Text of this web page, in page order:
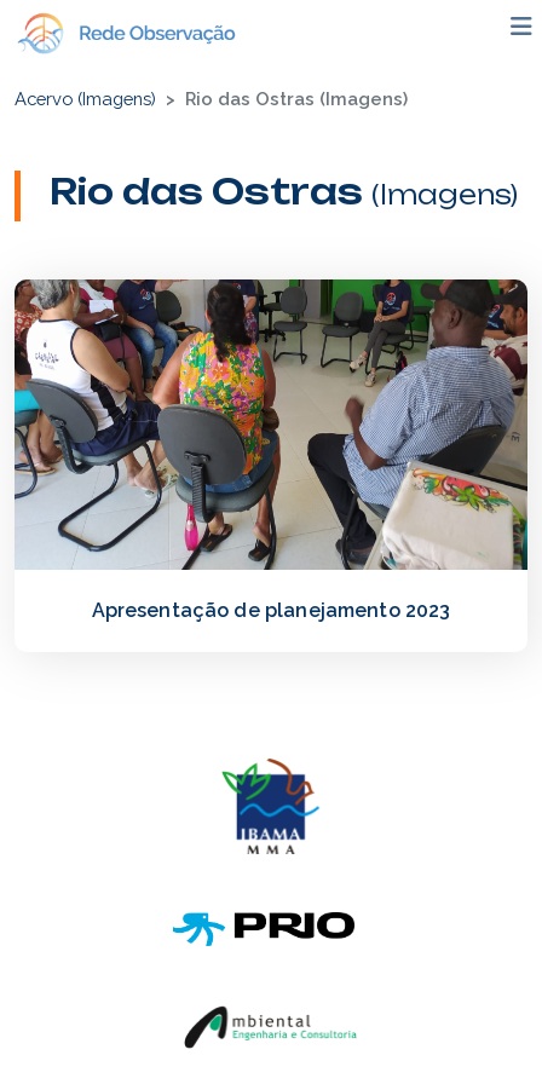
Acervo (Imagens) Rio das Ostras (Imagens)
Rio das Ostras (Imagens)
Apresentação de planejamento 2023